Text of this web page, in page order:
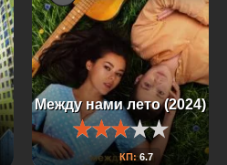
Между нами лето (2024)
КП:6.7